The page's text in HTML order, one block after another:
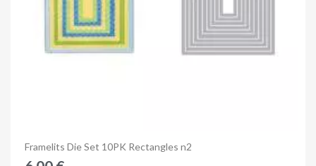
Anteprima
Framelits Die Set 10PK Rectangles n2